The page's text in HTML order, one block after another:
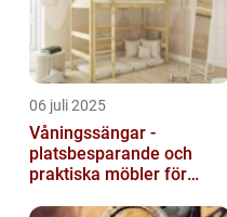
06 juli 2025
Våningssängar -
platsbesparande och
praktiska möbler för